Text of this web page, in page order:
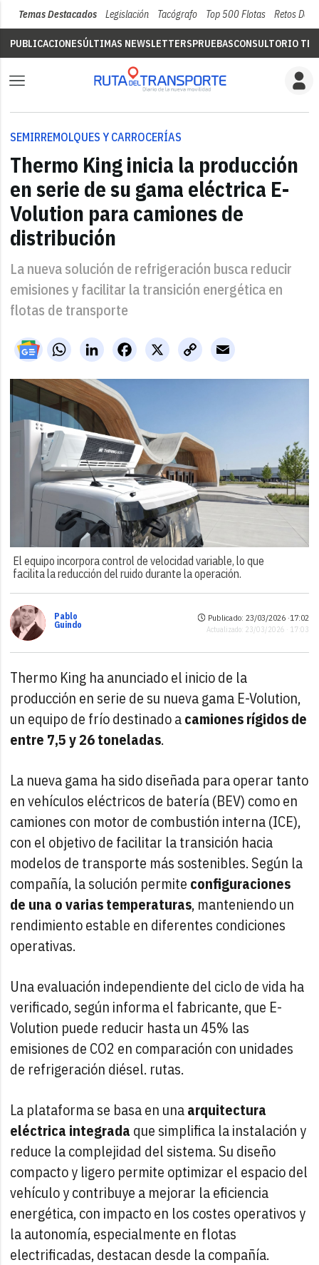
Temas Destacados Legislación Tacógrafo Top 500 Flotas Retos Del
PUBLICACIONESÚLTIMAS NEWSLETTERSPRUEBASCONSULTORIO
SEMIRREMOLQUES Y CARROCERÍAS
Thermo King inicia la producción
en serie de su gama eléctrica E-
Volution para camiones de
distribución
La nueva solución de refrigeración busca reducir
emisiones y facilitar la transición energética en
flotas de transporte
WhatsAppLinkedIn X
Facebook
Copy
Link
Email
El equipo incorpora control de velocidad variable, lo que
facilita la reducción del ruido durante la operación.
Pablo
Guindo
Publicado: 23/03/2026 ·17:02
Actualizado: 23/03/2026 · 17:03
Thermo King ha anunciado el inicio de la
producción en serie de su nueva gama E-Volution,
un equipo de frío destinado acamiones rígidos de
entre 7,5 y 26 toneladas.
La nueva gama ha sido diseñada para operar tanto
en vehículos eléctricos de batería (BEV) como en
camiones con motor de combustión interna (ICE),
con el objetivo de facilitar la transición hacia
modelos de transporte más sostenibles. Según la
compañía, la solución permite configuraciones
de una o varias temperaturas, manteniendo un
rendimiento estable en diferentes condiciones
operativas.
Una evaluación independiente del ciclo de vida ha
verificado, según informa el fabricante, que E-
Volution puede reducir hasta un 45% las
emisiones de CO2 en comparación con unidades
de refrigeración diésel. rutas.
La plataforma se basa en unaarquitectura
eléctrica integrada que simplifica la instalación y
reduce la complejidad del sistema. Su diseño
compacto y ligero permite optimizar el espacio del
vehículo y contribuye a mejorar la eficiencia
energética, con impacto en los costes operativos y
la autonomía, especialmente en flotas
electrificadas, destacan desde la compañía.